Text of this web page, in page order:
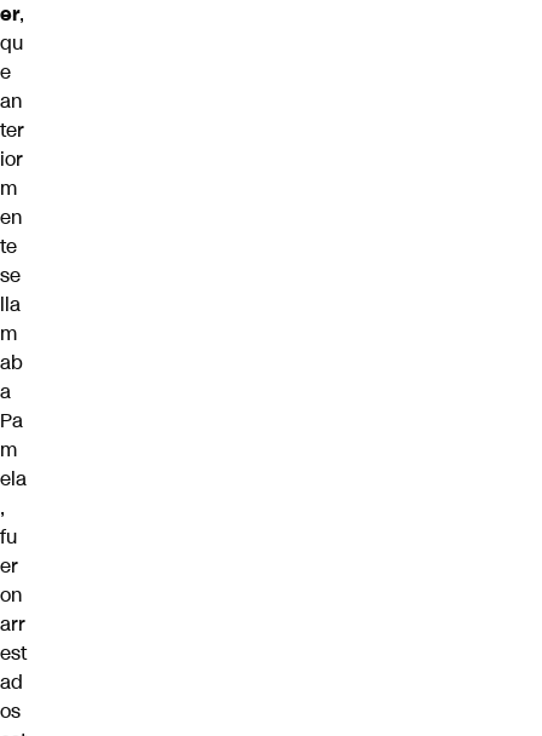
er,
qu
e
an
ter
ior
m
en
te
se
lla
m
ab
a
Pa
m
ela
,
fu
er
on
arr
est
ad
os